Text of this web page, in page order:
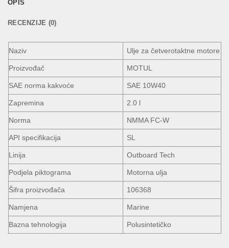
OPIS
RECENZIJE (0)
Naziv Ulje za četverotaktne motore
Proizvođač MOTUL
SAE norma kakvoće SAE 10W40
Zapremina 2.0 l
Norma NMMA FC-W
API specifikacija SL
Linija Outboard Tech
Podjela piktograma Motorna ulja
Šifra proizvođača 106368
Namjena Marine
Bazna tehnologija Polusintetičko